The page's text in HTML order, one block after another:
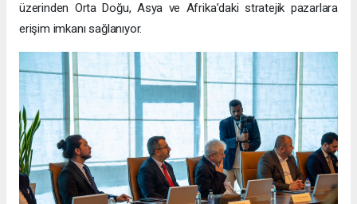
üzerinden Orta Doğu, Asya ve Afrika’daki stratejik pazarlara
erişim imkanı sağlanıyor.